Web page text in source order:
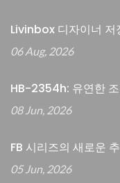
Livinbox 디자이너 저
06 Aug, 2026
HB-2354h: 유연한
08 Jun, 2026
FB 시리즈의 새로운
05 Jun, 2026